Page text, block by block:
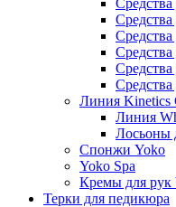
Средства
Средства
Средства
Средства
Средства
Линия
Линия
Лосьоны
Спонжи Yoko
Yoko Spa
Кремы для рук
Терки для педикюра